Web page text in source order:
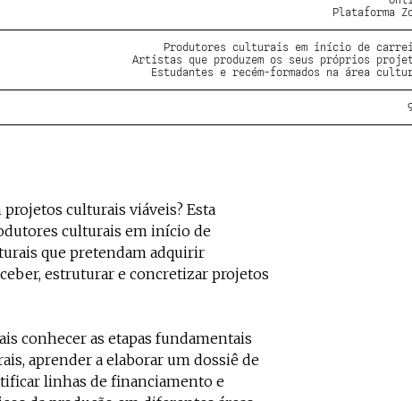
Plataforma
Produtores culturais em início de
Artistas que produzem os seus próprios
Estudantes e recém-formados na área
culturais viáveis? Esta
culturais em início de
que pretendam adquirir
estruturar e concretizar projetos
conhecer as etapas fundamentais
aprender a elaborar um dossiê de
linhas de financiamento e